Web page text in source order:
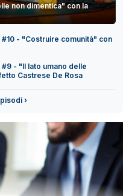
non dimentica" con la
- "Costruire comunità" con
- "Il lato umano delle
Castrese De Rosa
›